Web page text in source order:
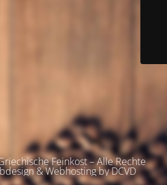
Feinkost – Alle Rechte
& Webhosting by DCVD